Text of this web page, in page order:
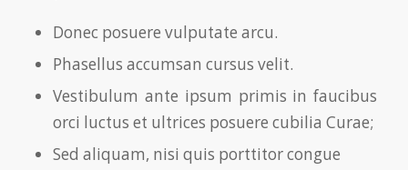
Donec posuere vulputate arcu.
Phasellus accumsan cursus velit.
Vestibulum ante ipsum primis in faucibus
orci luctus et ultrices posuere cubilia Curae;
Sed aliquam, nisi quis porttitor congue